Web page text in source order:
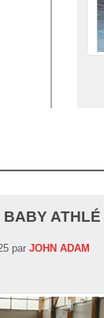
ATHLÉ
par JOHN ADAM